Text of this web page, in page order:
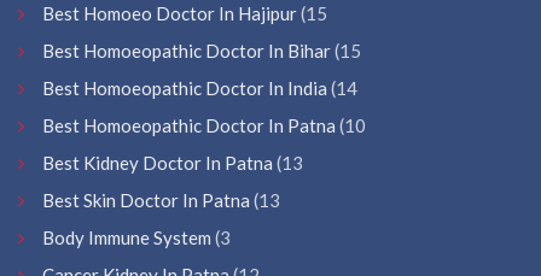
Best Homoeo Doctor In Hajipur(15
Best Homoeopathic Doctor In Bihar(15
Best Homoeopathic Doctor In India (14
Best Homoeopathic Doctor In Patna (10
Best Kidney Doctor In Patna (13
Best Skin Doctor In Patna (13
Body Immune System (3